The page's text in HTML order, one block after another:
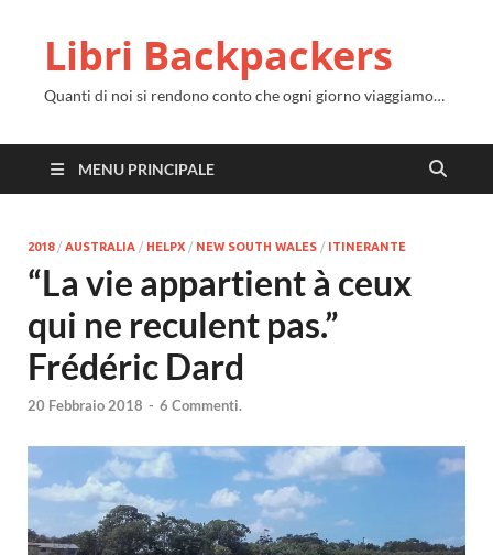
Libri Backpackers
Quanti di noi si rendono conto che ogni giorno viaggiamo…
MENU PRINCIPALE
2018/ AUSTRALIA / HELPX / NEW SOUTH WALES / ITINERANTE
“La vie appartient à ceux
qui ne reculent pas.”
Frédéric Dard
20 Febbraio 2018 - 6 Commenti.